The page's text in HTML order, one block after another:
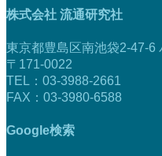
株式会社 流通研究社
東京都豊島区南池袋2-47-6
〒171-0022
TEL：03-3988-2661
FAX：03-3980-6588
Google検索